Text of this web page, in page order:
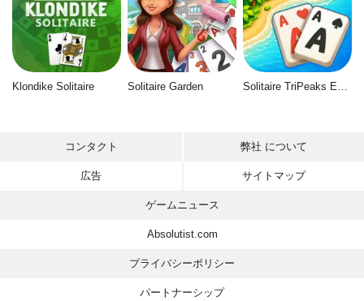
Klondike Solitaire Solitaire Garden
コンタクト 弊社 について
広告 サイトマップ
ゲームニュース
Absolutist.com
プライバシーポリシー
パートナーシップ